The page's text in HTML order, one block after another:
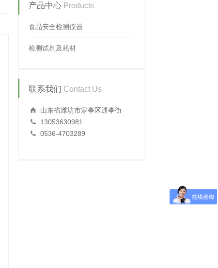
产品中心 Products
食品安全检测仪器
检测试剂及耗材
联系我们 Contact Us
山东省潍坊市寒亭区通亭街
13053630981
0536-4703289